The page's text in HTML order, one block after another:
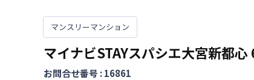
マンスリーマンション
マイナビSTAYスパシエ大宮新都心
お問合せ番号 :16861